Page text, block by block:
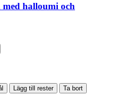
halloumi och
Lägg till rester Ta bort